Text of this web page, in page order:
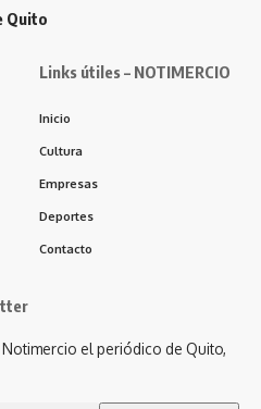
Quito
Links útiles – NOTIMERCIO
Inicio
Cultura
Empresas
Deportes
Contacto
el periódico de Quito,